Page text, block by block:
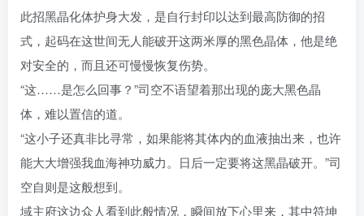
此招黑晶化体护身大发，是自行封印以达到最高防御的招
式，起码在这世间无人能破开这两米厚的黑色晶体，他是绝
对安全的，而且还可慢慢恢复伤势。
“这……是怎么回事？”司空不语望着那出现的庞大黑色晶
体，难以置信的道。
“这小子还真非比寻常，如果能将其体内的血液抽出来，也许
能大大增强我血海神功威力。日后一定要将这黑晶破开。”司
空自则是这般想到。
域主府这边众人看到此般情况，瞬间放下心里来，其中符坤